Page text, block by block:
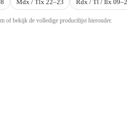
Mdx / Tlx 22–23 Rdx / ​​Tl / Ilx
of bekijk de volledige productlijst hieronder.